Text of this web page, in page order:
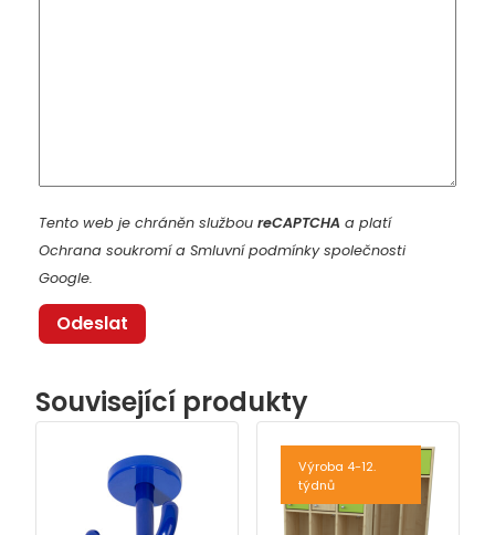
Tento web je chráněn službou reCAPTCHA a platí
Ochrana soukromía Smluvní podmínkyspolečnosti
Google.
Související produkty
Výroba 4-12.
týdnů